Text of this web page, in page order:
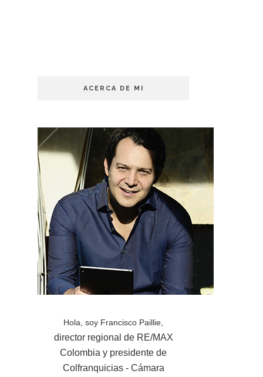
ACERCA DE MI
Hola, soy Francisco Paillie,
director regional de RE/MAX
Colombia y presidente de
Colfranquicias - Cámara